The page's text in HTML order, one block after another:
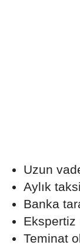
Uzun
Aylık
Banka
Ekspertiz
Teminat